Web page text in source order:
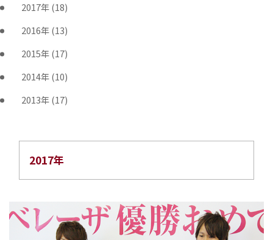
2017年
2017年(18)
2016年(13)
2015年(17)
2014年(10)
2013年(17)